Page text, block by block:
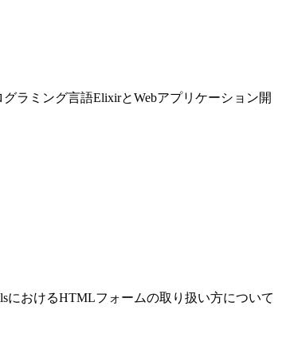
ラミング言語ElixirとWebアプリケーション開
におけるHTMLフォームの取り扱い方について